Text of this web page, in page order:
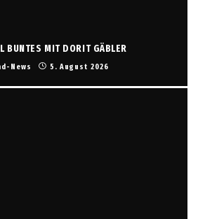
BUNTES MIT DORIT GÄBLER
News 5. August 2026